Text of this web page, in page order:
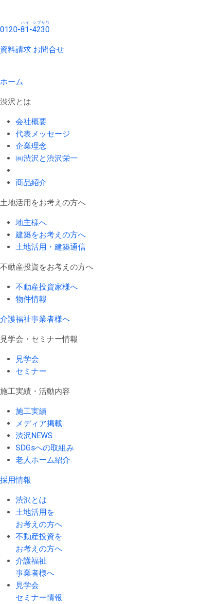
0120-81
ハイ
-4230
シブサワ
資料請求 お問合せ
ホーム
渋沢とは
会社概要
代表メッセージ
企業理念
㈱渋沢と渋沢栄一
商品紹介
土地活用をお考えの方へ
地主様へ
建築をお考えの方へ
土地活用・建築通信
不動産投資をお考えの方へ
不動産投資家様へ
物件情報
介護福祉事業者様へ
見学会・セミナー情報
見学会
セミナー
施工実績・活動内容
施工実績
メディア掲載
渋沢NEWS
SDGsへの取組み
老人ホーム紹介
採用情報
渋沢とは
土地活用を
お考えの方へ
不動産投資を
お考えの方へ
介護福祉
事業者様へ
見学会
セミナー情報